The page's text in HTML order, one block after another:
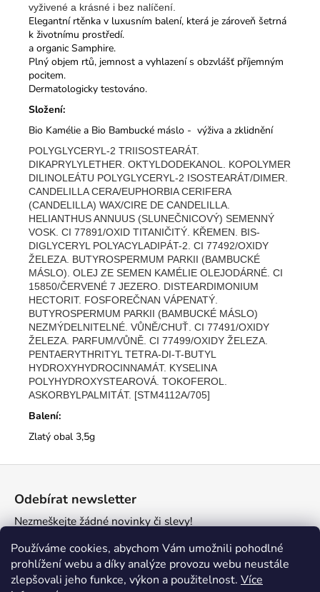
Používáme cookies, abychom Vám umožnili pohodlné
prohlížení webu a díky analýze provozu webu neustále
zlepšovali jeho funkce, výkon a použitelnost. Více
vyživené a krásné i bez nalíčení.
Elegantní rtěnka v luxusním balení, která je zároveň šetrná
k životnímu prostředí.
a organic Samphire.
Plný objem rtů, jemnost a vyhlazení s obzvlášť příjemným
pocitem.
Dermatologicky testováno.
Složení:
Bio Kamélie a Bio Bambucké máslo - výživa a zklidnění
POLYGLYCERYL-2 TRIISOSTEARÁT.
DIKAPRYLYLETHER. OKTYLDODEKANOL. KOPOLYMER
DILINOLEÁTU POLYGLYCERYL-2 ISOSTEARÁT/DIMER.
CANDELILLA CERA/EUPHORBIA CERIFERA
(CANDELILLA) WAX/CIRE DE CANDELILLA.
HELIANTHUS ANNUUS (SLUNEČNICOVÝ) SEMENNÝ
VOSK. CI 77891/OXID TITANIČITÝ. KŘEMEN. BIS-
DIGLYCERYL POLYACYLADIPÁT-2. CI 77492/OXIDY
ŽELEZA. BUTYROSPERMUM PARKII (BAMBUCKÉ
MÁSLO). OLEJ ZE SEMEN KAMÉLIE OLEJODÁRNÉ. CI
15850/ČERVENÉ 7 JEZERO. DISTEARDIMONIUM
HECTORIT. FOSFOREČNAN VÁPENATÝ.
BUTYROSPERMUM PARKII (BAMBUCKÉ MÁSLO)
NEZMÝDELNITELNÉ. VŮNĚ/CHUŤ. CI 77491/OXIDY
ŽELEZA. PARFUM/VŮNĚ. CI 77499/OXIDY ŽELEZA.
PENTAERYTHRITYL TETRA-DI-T-BUTYL
HYDROXYHYDROCINNAMÁT. KYSELINA
POLYHYDROXYSTEAROVÁ. TOKOFEROL.
ASKORBYLPALMITÁT. [STM4112A/705]
Balení:
Zlatý obal 3,5g
a
Odebírat newsletter
Nezmeškejte žádné novinky či slevy!
E-mail